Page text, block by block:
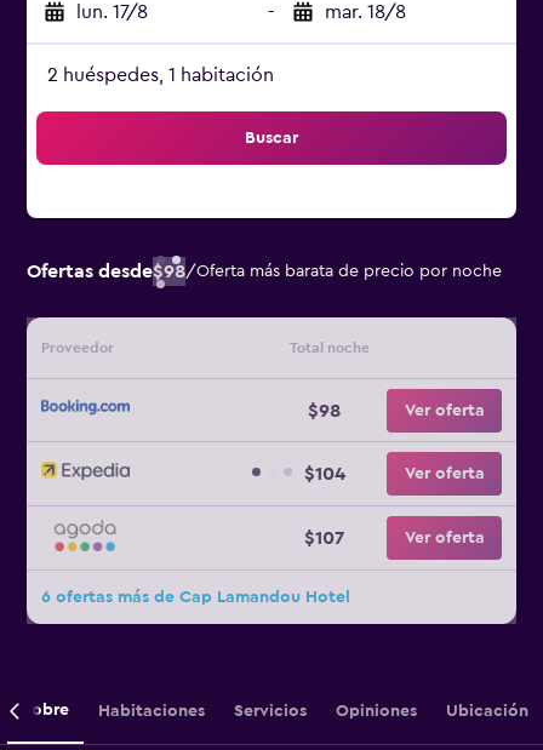
lun. 17/8 - mar. 18/8
2 huéspedes, 1 habitación
Buscar
Ofertas desde$98/Oferta más barata de precio por noche
Proveedor Total noche
$98 Ver oferta
$104 Ver oferta
$107 Ver oferta
6 ofertas más de Cap Lamandou Hotel
Sobre Habitaciones Servicios Opiniones Ubicación